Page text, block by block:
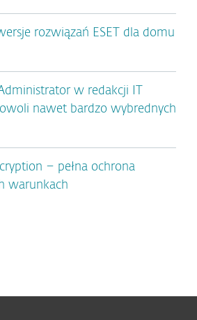
rozwiązań ESET dla domu
w redakcji IT
nawet bardzo wybrednych
– pełna ochrona
warunkach